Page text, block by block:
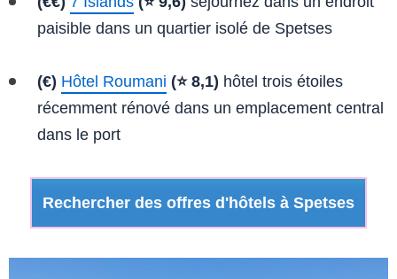
paisible dans un quartier isolé de Spetses
(€) Hôtel Roumani (⭐ 8,1) hôtel trois étoiles
récemment rénové dans un emplacement central
dans le port
Rechercher des offres d'hôtels à Spetses